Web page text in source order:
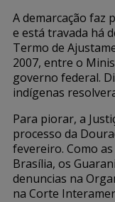
A demarcação faz
e está travada há
Termo de
2007, entre o
governo federal.
indígenas
Para piorar, a
processo da
fevereiro. Como
Brasília, os
denuncias na
na Corte